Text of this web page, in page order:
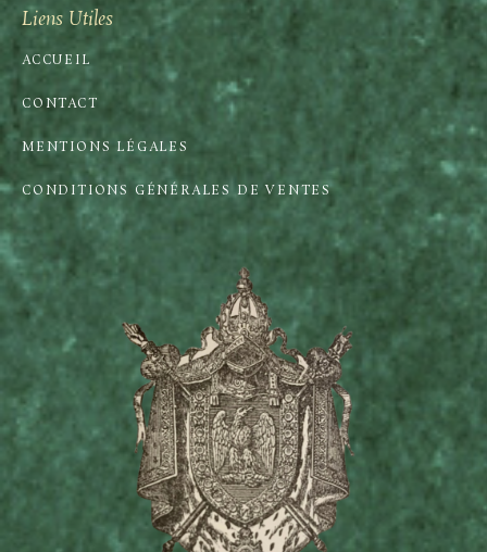
Liens Utiles
ACCUEIL
CONTACT
MENTIONS LÉGALES
CONDITIONS GÉNÉRALES DE VENTES